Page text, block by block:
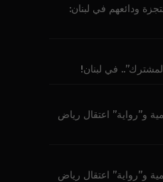
ودائعهم في لبنان:
في لبنان!
و”رواية” اعتقال رياض
و”رواية” اعتقال رياض